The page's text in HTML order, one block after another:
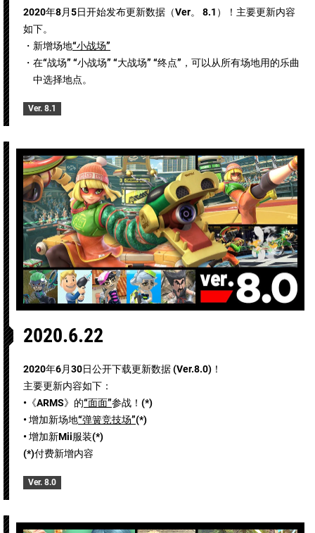
2020年8月5日开始发布更新数据（Ver。 8.1）！主要更新内容
如下。
・新增场地“小战场”
・在“战场” “小战场” “大战场” “终点”，可以从所有场地用的乐曲
中选择地点。
Ver. 8.1
2020.6.22
2020年6月30日公开下载更新数据 (Ver.8.0)！
主要更新内容如下：
•《ARMS》的“面面”参战！(*)
• 增加新场地“弹簧竞技场”(*)
• 增加新Mii服装(*)
(*)付费新增内容
Ver. 8.0